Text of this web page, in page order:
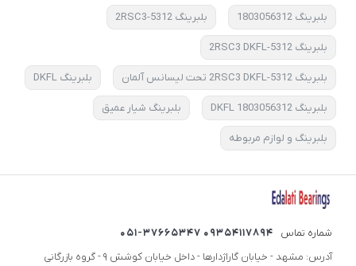
بلبرینگ 1803056312 بلبرینگ 5312-2RSC3
بلبرینگ 5312-2RSC3 DKFL
بلبرینگ 5312-2RSC3 DKFL تحت لیسانس آلمان بلبرینگ DKFL
بلبرینگ DKFL 1803056312 بلبرینگ شیار عمیق
بلبرینگ و لوازم مربوطه
شماره تماس
09354117894 051-37665347
آدرس: مشهد - خیابان گاراژدارها - داخل خیابان کوشش 9 - گروه بازرگانی